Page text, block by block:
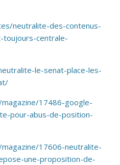
neutralite-des-contenus-
toujours-centrale-
le-senat-place-les-
17486-google-
pour-abus-de-position-
17606-neutralite-
une-proposition-de-